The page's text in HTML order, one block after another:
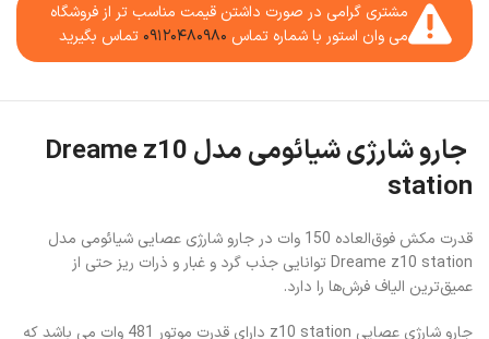
مشتری گرامی در صورت داشتن قیمت مناسب تر از فروشگاه
می وان استور با شماره تماس ۰۹۱۲۰۴۸۰۹۸۰ تماس بگیرید
جارو شارژی شیائومی مدل Dreame z10
station
قدرت مکش فوق‌العاده 150 وات در جارو شارژی عصایی شیائومی مدل
Dreame z10 station توانایی جذب گرد و غبار و ذرات ریز حتی از
عمیق‌ترین الیاف فرش‌ها را دارد.
جارو شارژی عصایی z10 station دارای قدرت موتور 481 وات می باشد که